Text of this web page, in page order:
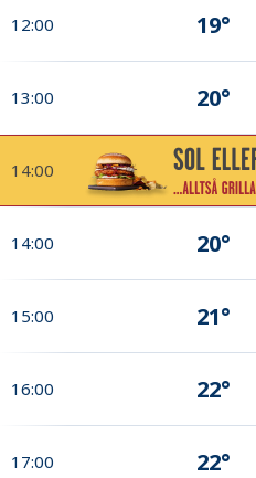
12:00 19°
13:00 20°
14:00
14:00 20°
15:00 21°
16:00 22°
17:00 22°